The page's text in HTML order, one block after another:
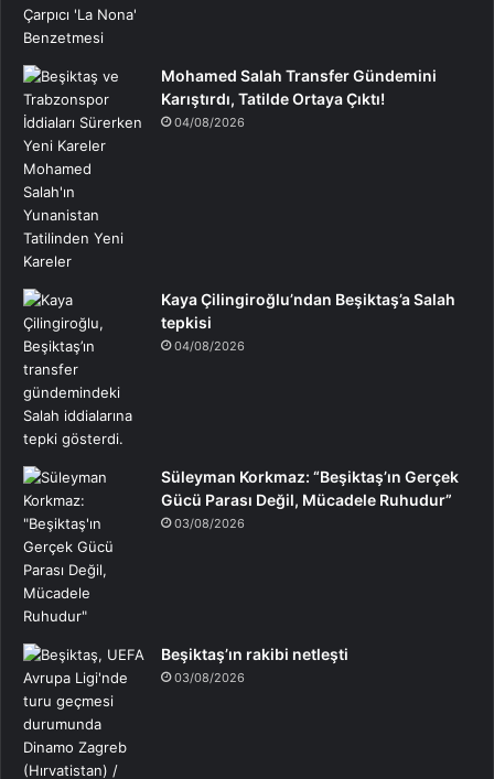
Mohamed Salah Transfer Gündemini
Karıştırdı, Tatilde Ortaya Çıktı!
04/08/2026
Kaya Çilingiroğlu’ndan Beşiktaş’a Salah
tepkisi
04/08/2026
Süleyman Korkmaz: “Beşiktaş’ın Gerçek
Gücü Parası Değil, Mücadele Ruhudur”
03/08/2026
Beşiktaş’ın rakibi netleşti
03/08/2026